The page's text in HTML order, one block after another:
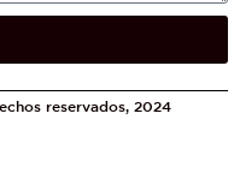
reservados, 2024